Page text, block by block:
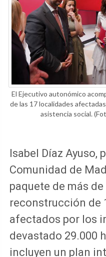
El Ejecutivo autonómico
de las 17 localidades
asistencia social.
Isabel Díaz Ayuso,
Comunidad de
paquete de más
reconstrucción de
afectados por los
devastado 29.000
incluyen un plan